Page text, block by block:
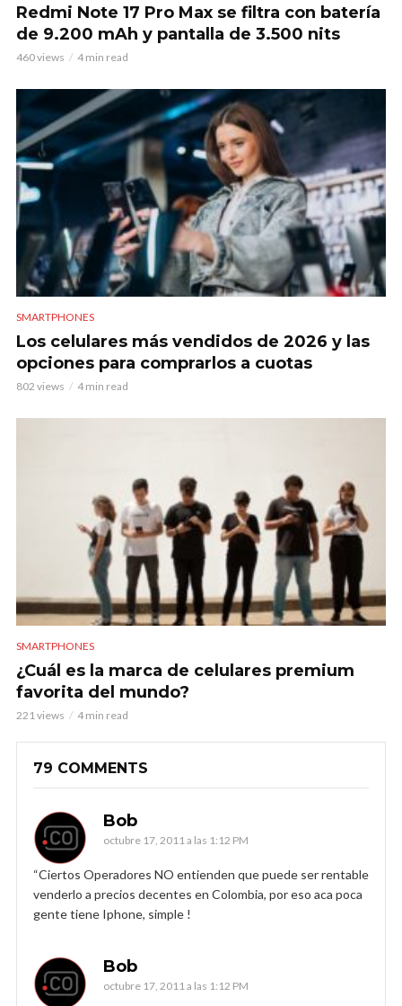
Redmi Note 17 Pro Max se filtra con batería
de 9.200 mAh y pantalla de 3.500 nits
460 views 4 min read
SMARTPHONES
Los celulares más vendidos de 2026 y las
opciones para comprarlos a cuotas
802 views 4 min read
SMARTPHONES
¿Cuál es la marca de celulares premium
favorita del mundo?
221 views 4 min read
79 COMMENTS
Bob
octubre 17, 2011 a las 1:12 PM
“Ciertos Operadores NO entienden que puede ser rentable
venderlo a precios decentes en Colombia, por eso aca poca
gente tiene Iphone, simple !
Bob
octubre 17, 2011 a las 1:12 PM